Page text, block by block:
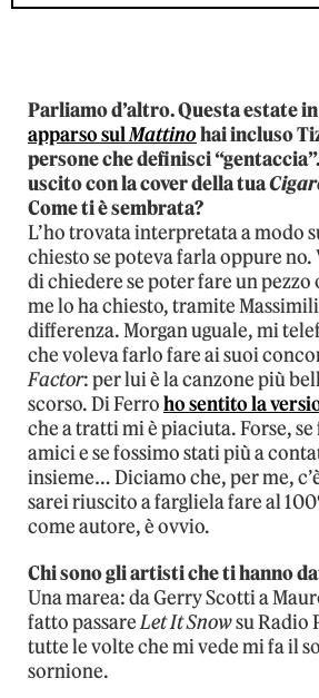
Parliamo d’altro. Questa estate
apparso sulMattinohai incluso
persone che definisci
uscito con la cover della tua
Come ti è sembrata?
L’ho trovata interpretata a modo
chiesto se poteva farla oppure no.
di chiedere se poter fare un pezzo
me lo ha chiesto, tramite
differenza. Morgan uguale, mi
che voleva farlo fare ai suoi
Factor: per lui è la canzone più
scorso. Di Ferroho sentito la
che a tratti mi è piaciuta. Forse,
amici e se fossimo stati più a
insieme… Diciamo che, per me,
sarei riuscito a fargliela fare al
come autore, è ovvio.
Chi sono gli artisti che ti hanno
Una marea: da Gerry Scotti a
fatto passareLet It Snowsu Radio
tutte le volte che mi vede mi fa il
sornione.